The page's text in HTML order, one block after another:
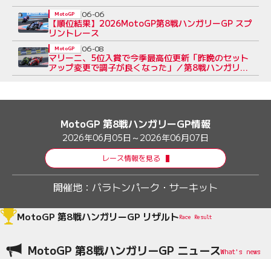
【順位結果】2026MotoGP第8戦ハンガリーGP スプ
リントレース
MotoGP 06-06
マリーニ、5位入賞で今季最高位更新「昨晩のセット
アップ変更で調子が良くなった」／第8戦ハンガリー
GP
MotoGP 06-08
MotoGP 第8戦ハンガリーGP情報
2026年06月05日～2026年06月07日
レース情報を見る
開催地： バラトンパーク・サーキット
MotoGP 第8戦ハンガリーGP リザルトRace Result
MotoGP 第8戦ハンガリーGP ニュース